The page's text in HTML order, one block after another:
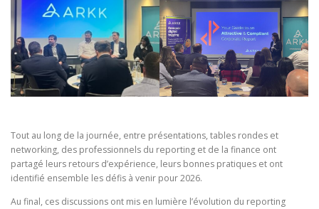
Tout au long de la journée, entre présentations, tables rondes et
networking, des professionnels du reporting et de la finance ont
partagé leurs retours d’expérience, leurs bonnes pratiques et ont
identifié ensemble les défis à venir pour 2026.
Au final, ces discussions ont mis en lumière l’évolution du reporting